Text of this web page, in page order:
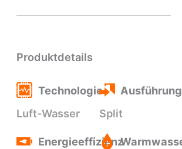
Produktdetails
Technologie
Luft-Wasser
Ausführung
Split
Energieeffizienz